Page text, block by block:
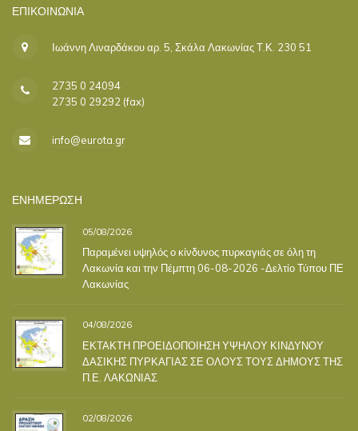
ΕΠΙΚΟΙΝΩΝΊΑ
Ιωάννη Λιναρδάκου αρ. 5, Σκάλα Λακωνίας Τ.Κ. 230 51
2735 0 24094
2735 0 29292 (fax)
info@eurota.gr
ΕΝΗΜΕΡΩΣΗ
05/08/2026
Παραμένει υψηλός ο κίνδυνος πυρκαγιάς σε όλη τη
Λακωνία και την Πέμπτη 06-08-2026 -Δελτίο Τύπου ΠΕ
Λακωνίας
04/08/2026
ΕΚΤΑΚΤΗ ΠΡΟΕΙΔΟΠΟΙΗΣΗ ΥΨΗΛΟΥ ΚΙΝΔΥΝΟΥ
ΔΑΣΙΚΗΣ ΠΥΡΚΑΓΙΑΣ ΣΕ ΟΛΟΥΣ ΤΟΥΣ ΔΗΜΟΥΣ ΤΗΣ
Π.Ε. ΛΑΚΩΝΙΑΣ
02/08/2026